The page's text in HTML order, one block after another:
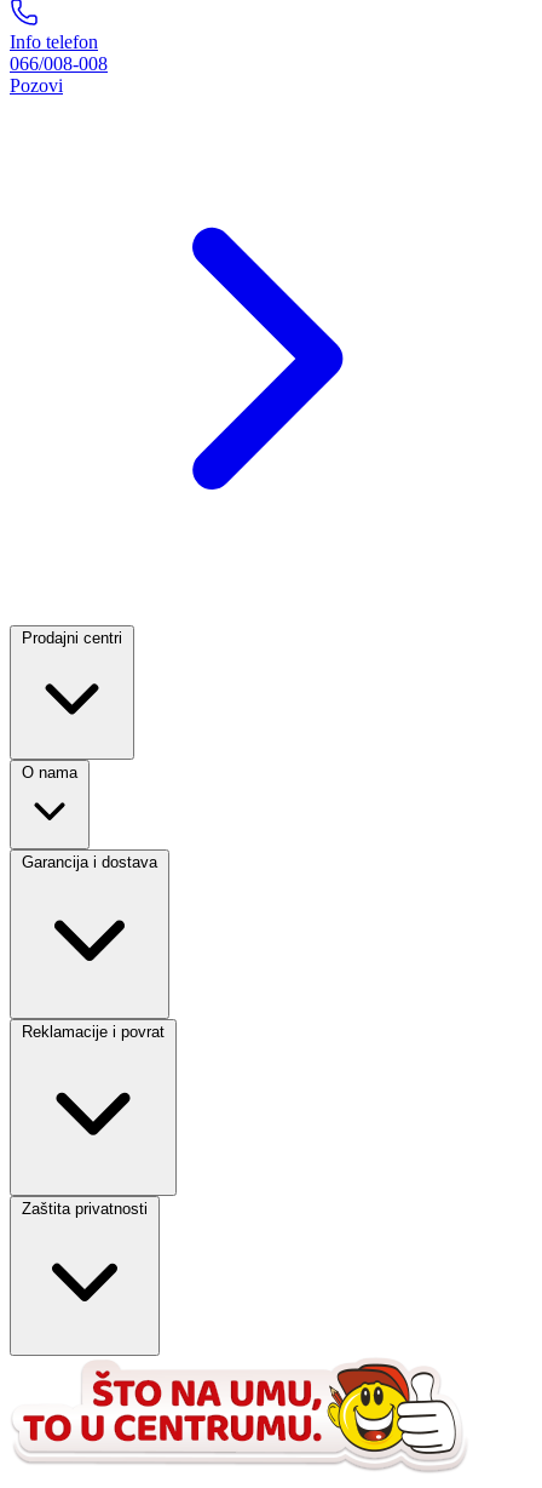
Info telefon
066/008-008
Pozovi
Prodajni centri
O nama
Garancija i dostava
Reklamacije i povrat
Zaštita privatnosti